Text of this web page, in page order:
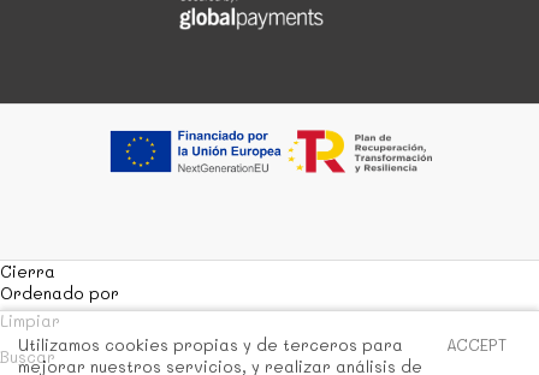
ACCEPT
Utilizamos cookies propias y de terceros para
mejorar nuestros servicios, y realizar análisis de
Cierra
Ordenado por
Limpiar
Buscar